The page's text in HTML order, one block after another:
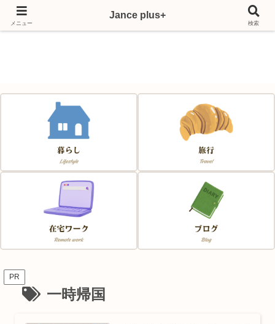
Japan & France & Chance～フランス移住応援サイト～
PR
一時帰国
メニュー
Jance plus+
検索